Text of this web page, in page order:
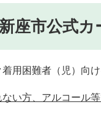
座市公式カ
用困難者（児）向
い方、アルコール